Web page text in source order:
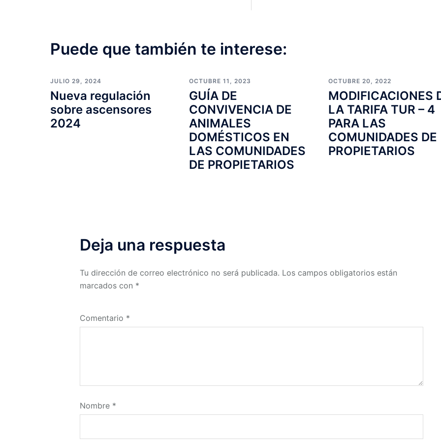
Puede que también te interese:
JULIO 29, 2024
Nueva regulación
sobre ascensores
2024
OCTUBRE 11, 2023
GUÍA DE
CONVIVENCIA DE
ANIMALES
DOMÉSTICOS EN
LAS COMUNIDADES
DE PROPIETARIOS
OCTUBRE 20, 2022
MODIFICACIONES
LA TARIFA TUR – 4
PARA LAS
COMUNIDADES DE
PROPIETARIOS
Deja una respuesta
Tu dirección de correo electrónico no será publicada. Los campos obligatorios están
marcados con *
Comentario *
Nombre *